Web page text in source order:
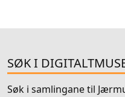
SØK I
Søk i samlingane til